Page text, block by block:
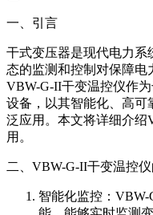
一、引言
干式变压器是现代电力系
态的监测和控制对保障电
VBW-G-II干变温控仪作
设备，以其智能化、高可
泛应用。本文将详细介绍
用。
二、VBW-G-II干变温控
智能化监控：